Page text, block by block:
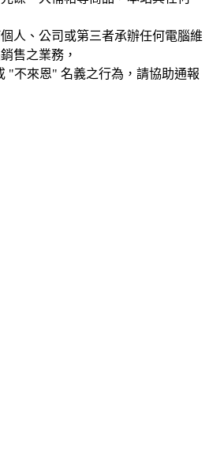
人、公司或第三者承辦任何電腦維
售之業務，
"不來恩" 名義之行為，請協助通報